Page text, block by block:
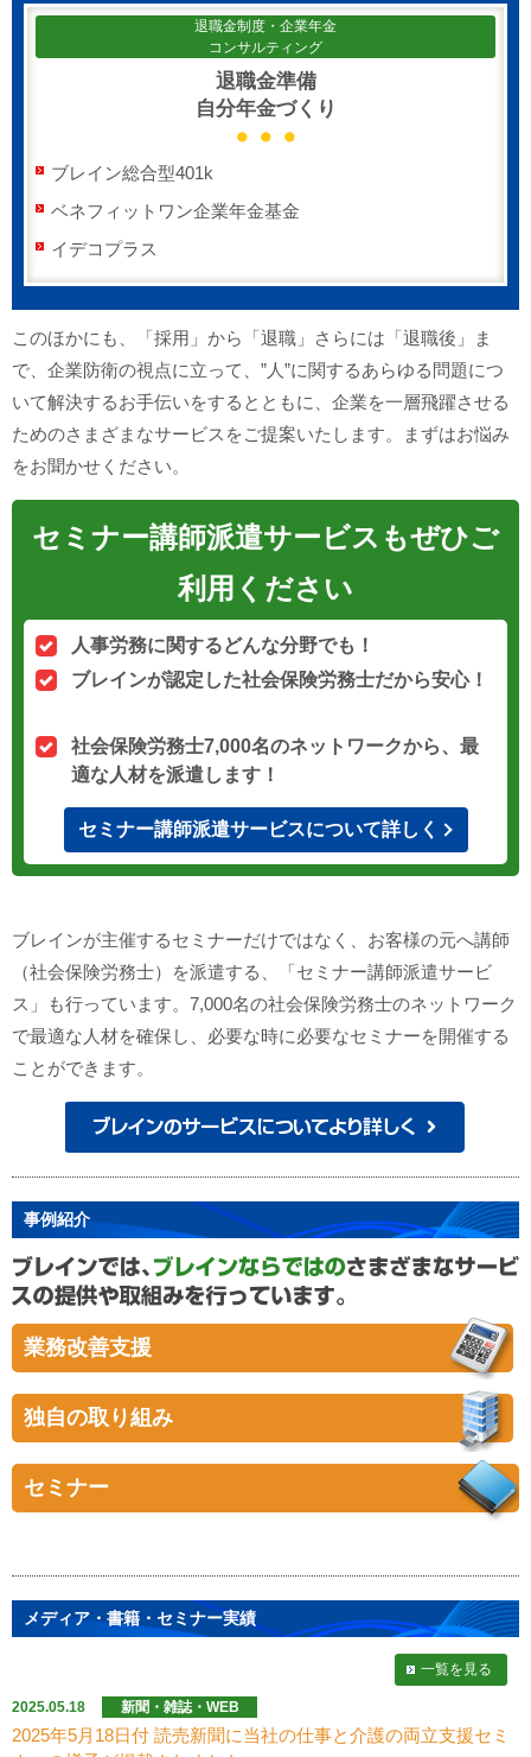
退職金制度・企業年金
コンサルティング
退職金準備
自分年金づくり
ブレイン総合型401k
ベネフィットワン企業年金基金
イデコプラス
このほかにも、「採用」から「退職」さらには「退職後」ま
で、企業防衛の視点に立って、”人”に関するあらゆる問題につ
いて解決するお手伝いをするとともに、企業を一層飛躍させる
ためのさまざまなサービスをご提案いたします。まずはお悩み
をお聞かせください。
セミナー講師派遣サービスもぜひご
利用ください
人事労務に関するどんな分野でも！
ブレインが認定した社会保険労務士だから安心！
社会保険労務士7,000名のネットワークから、最
適な人材を派遣します！
セミナー講師派遣サービスについて詳しく
ブレインが主催するセミナーだけではなく、お客様の元へ講師
（社会保険労務士）を派遣する、「セミナー講師派遣サービ
ス」も行っています。7,000名の社会保険労務士のネットワーク
で最適な人材を確保し、必要な時に必要なセミナーを開催する
ことができます。
事例紹介
業務改善支援
独自の取り組み
セミナー
メディア・書籍・セミナー実績
一覧を見る
2025.05.18 新聞・雑誌・WEB
2025年5月18日付 読売新聞に当社の仕事と介護の両立支援セミ